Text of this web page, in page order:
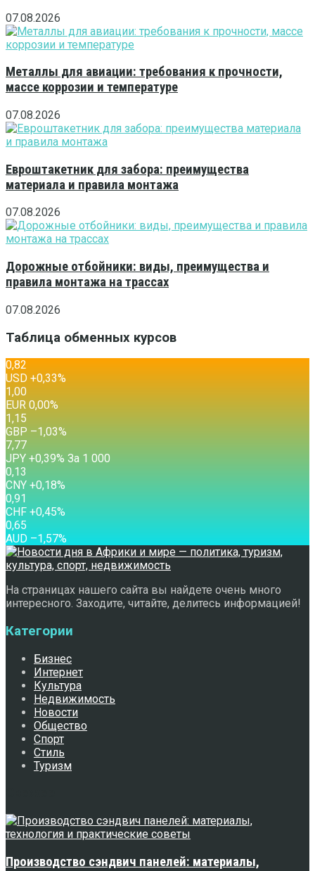
07.08.2026
Металлы для авиации: требования к прочности,
массе коррозии и температуре
07.08.2026
Евроштакетник для забора: преимущества
материала и правила монтажа
07.08.2026
Дорожные отбойники: виды, преимущества и
правила монтажа на трассах
07.08.2026
Таблица обменных курсов
0,82
USD +0,33%
1,00
EUR 0,00%
1,15
GBP –1,03%
7,77
JPY +0,39% За 1 000
0,13
CNY +0,18%
0,91
CHF +0,45%
0,65
AUD –1,57%
На страницах нашего сайта вы найдете очень много
интересного. Заходите, читайте, делитесь информацией!
Категории
Бизнес
Интернет
Культура
Недвижимость
Новости
Общество
Спорт
Стиль
Туризм
Производство сэндвич панелей: материалы,